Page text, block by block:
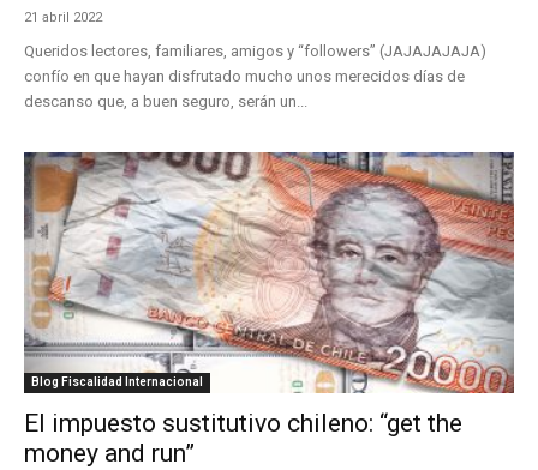
21 abril 2022
Queridos lectores, familiares, amigos y “followers” (JAJAJAJAJA)
confío en que hayan disfrutado mucho unos merecidos días de
descanso que, a buen seguro, serán un...
Blog Fiscalidad Internacional
El impuesto sustitutivo chileno: “get the
money and run”